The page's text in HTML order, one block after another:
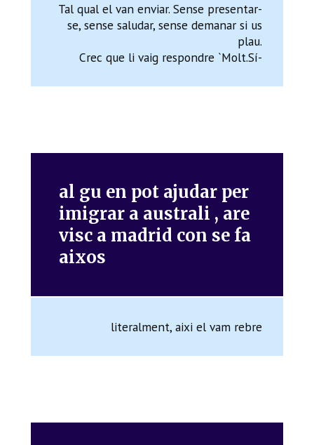
Tal qual el van enviar. Sense presentar-
se, sense saludar, sense demanar si us
plau.
Crec que li vaig respondre `Molt.Sí-
al gu en pot ajudar per
imigrar a australi , are
visc a madrid con se fa
aixos
literalment, aixi el vam rebre